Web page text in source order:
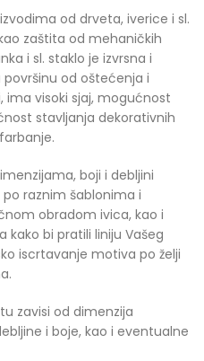
od drveta, iverice i sl.
zaštita od mehaničkih
i sl. staklo je izvrsna i
od oštećenja i
ima visoki sjaj, mogućnost
stavljanja dekorativnih
boji i debljini
raznim šablonima i
obradom ivica, kao i
kako bi pratili liniju Vašeg
iscrtavanje motiva po želji
zavisi od dimenzija
i boje, kao i eventualne